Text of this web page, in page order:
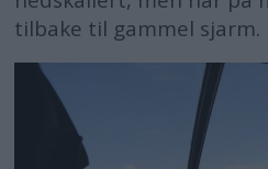
tilbake til gammel sjarm.